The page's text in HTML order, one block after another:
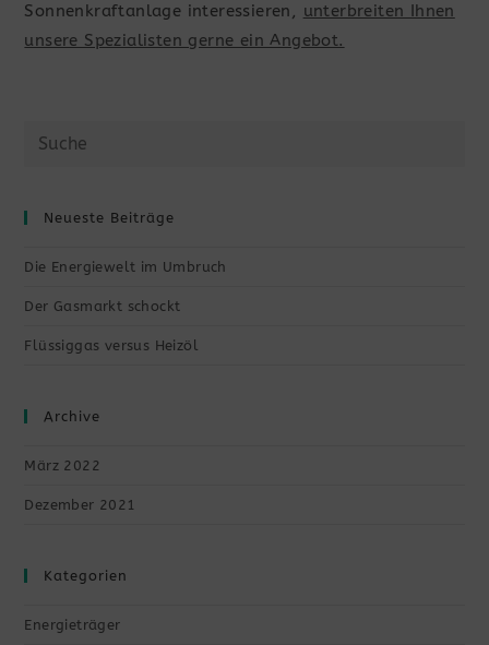
Sonnenkraftanlage interessieren, unterbreiten Ihnen
unsere Spezialisten gerne ein Angebot.
Neueste Beiträge
Die Energiewelt im Umbruch
Der Gasmarkt schockt
Flüssiggas versus Heizöl
Archive
März 2022
Dezember 2021
Kategorien
Energieträger